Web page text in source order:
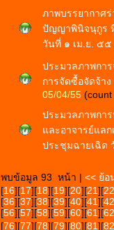
ภาพบรรยากาศ
ปัญญาพินิจนุกูร
วันที่ ๑ เม.ย. ๕๕
ประมวลภาพกา
การจัดซื้อจัดจ้า
05/04/55 (count
ประมวลภาพกา
และอาจารย์แล
ประชุมฉายเฉิด
พบข้อมูล 93 หน้า | << ย้อ
[16][17][18][19][20][21][22
[36][37][38][39][40][41][42
[56][57][58][59][60][61][62
[76][77][78][79][80][81][82